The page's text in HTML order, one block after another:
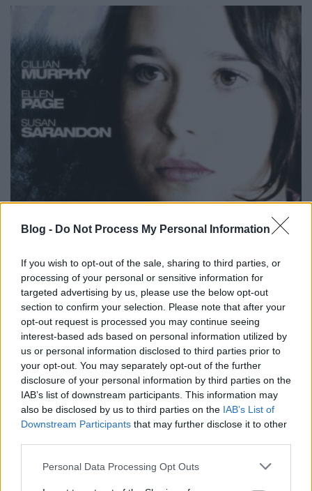
Blog - Do Not Process My Personal Information
If you wish to opt-out of the sale, sharing to third parties, or
processing of your personal or sensitive information for
targeted advertising by us, please use the below opt-out
section to confirm your selection. Please note that after your
opt-out request is processed you may continue seeing
interest-based ads based on personal information utilized by
us or personal information disclosed to third parties prior to
your opt-out. You may separately opt-out of the further
disclosure of your personal information by third parties on the
IAB’s list of downstream participants. This information may
also be disclosed by us to third parties on the IAB’s List of
Downstream Participants that may further disclose it to other
Please note that this website/app uses one or more Google
Personal Data Processing Opt Outs
Ezt eredetileg a blog szülinapjára készült bejegyzés
csináltam és nem írást, így másként alakultak a
dolgok. Lett egy felvétel, ami fél óra hosszúra